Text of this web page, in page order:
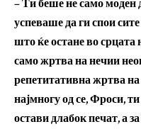
– Ти беше не само моден
успеваше да ги спои
што ќе остане во срцата
само жртва на нечии
репетитативна жртва
најмногу од се, Фроси,
остави длабок печат, а